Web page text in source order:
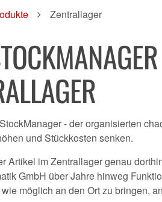
Zentrallager
- der organisierten
und Stückkosten senken.
Artikel im Zentrallager genau
GmbH über Jahre hinweg
möglich an den Ort zu bringen,